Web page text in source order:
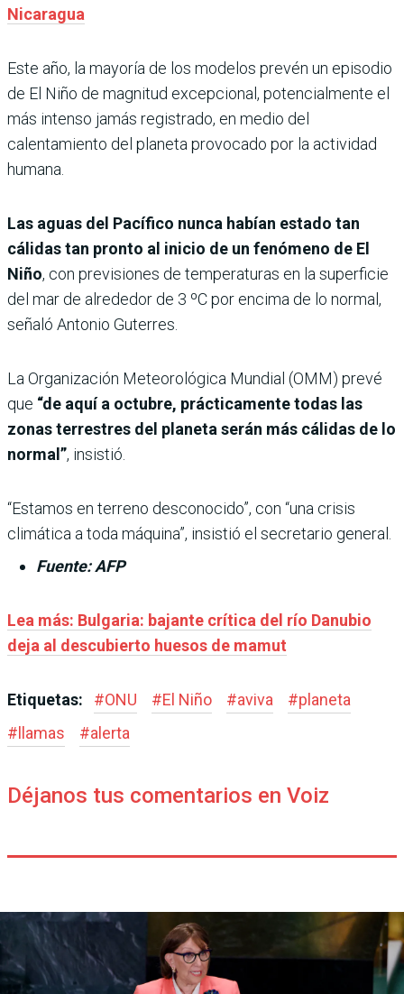
Nicaragua
Este año, la mayoría de los modelos prevén un episodio
de El Niño de magnitud excepcional, potencialmente el
más intenso jamás registrado, en medio del
calentamiento del planeta provocado por la actividad
humana.
Las aguas del Pacífico nunca habían estado tan
cálidas tan pronto al inicio de un fenómeno de El
Niño, con previsiones de temperaturas en la superficie
del mar de alrededor de 3 ºC por encima de lo normal,
señaló Antonio Guterres.
La Organización Meteorológica Mundial (OMM) prevé
que “de aquí a octubre, prácticamente todas las
zonas terrestres del planeta serán más cálidas de lo
normal”, insistió.
“Estamos en terreno desconocido”, con “una crisis
climática a toda máquina”, insistió el secretario general.
Fuente: AFP
Lea más: Bulgaria: bajante crítica del río Danubio
deja al descubierto huesos de mamut
Etiquetas: #ONU #El Niño #aviva #planeta
# llamas #alerta
Déjanos tus comentarios en Voiz